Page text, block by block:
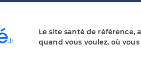
Le site santé de référence,
quand vous voulez, où